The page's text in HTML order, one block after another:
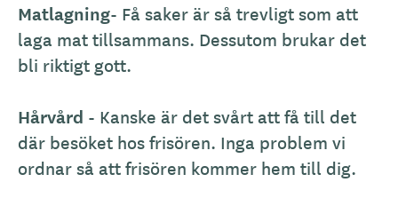
Matlagning- Få saker är så trevligt som att
laga mat tillsammans. Dessutom brukar det
bli riktigt gott.
Hårvård - Kanske är det svårt att få till det
där besöket hos frisören. Inga problem vi
ordnar så att frisören kommer hem till dig.